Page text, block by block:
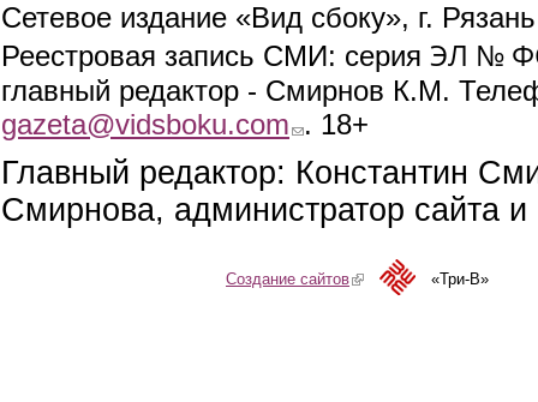
Сетевое издание «Вид сбоку», г.
Реестровая запись СМИ: серия ЭЛ №
главный редактор - Смирнов К.М.
gazeta@vidsboku.com (link sends e-mail)
. 18+
Главный редактор: Константин
Смирнова, администратор сайта
Создание сайтов(link is external)«Три-В»